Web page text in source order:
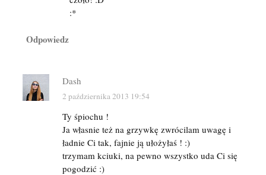
:*
Odpowiedz
Dash
2 października 2013 19:54
Ty śpiochu !
Ja własnie też na grzywkę zwrócilam uwagę i
ładnie Ci tak, fajnie ją ułożyłaś ! :)
trzymam kciuki, na pewno wszystko uda Ci się
pogodzić :)